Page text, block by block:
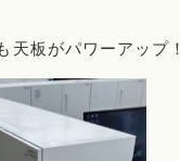
天板がパワーアップ！